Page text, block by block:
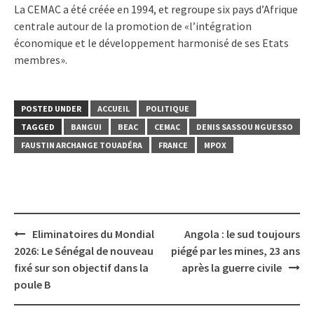
La CEMAC a été créée en 1994, et regroupe six pays d’Afrique
centrale autour de la promotion de «l’intégration
économique et le développement harmonisé de ses Etats
membres».
POSTED UNDER ACCUEIL
POLITIQUE
TAGGED
BANGUI BEAC CEMAC
DENIS SASSOU NGUESSO
FAUSTIN ARCHANGE TOUADÉRA
FRANCE MPOX
Post
navigation
Eliminatoires du Mondial
2026: Le Sénégal de nouveau
fixé sur son objectif dans la
poule B
Angola : le sud toujours
piégé par les mines, 23 ans
après la guerre civile